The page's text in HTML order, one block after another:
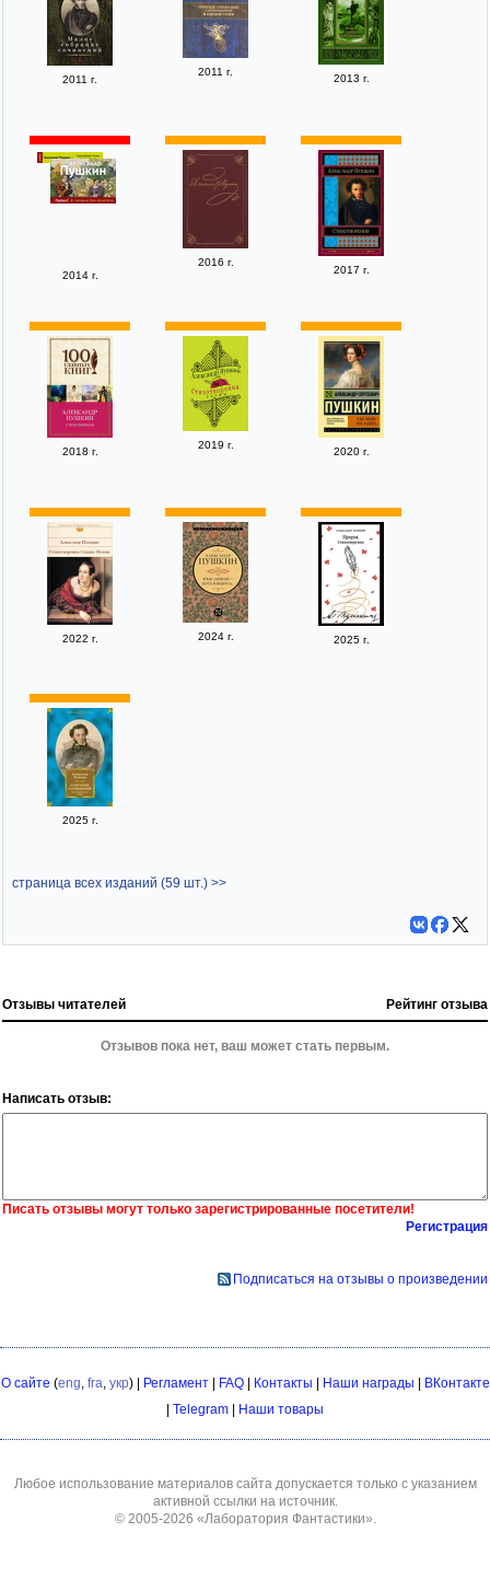
2011 г.
2011 г.
2013 г.
2014 г.
2016 г.
2017 г.
2018 г.
2019 г.
2020 г.
2022 г. 2024 г. 2025 г.
2025 г.
страница всех изданий (59 шт.) >>
Отзывы читателей Рейтинг отзыва
Отзывов пока нет, ваш может стать первым.
Написать отзыв:
Писать отзывы могут только зарегистрированные посетители!
Регистрация
Подписаться на отзывы о произведении
О сайте (eng fra укр) | Регламент| FAQ| Контакты | Наши награды | ВКонтакте
| Telegram | Наши товары
Любое использование материалов сайта допускается только с указанием
активной ссылки на источник.
© 2005-2026 «Лаборатория Фантастики»